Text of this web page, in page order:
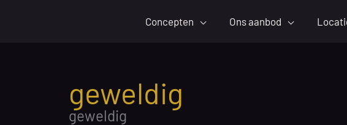
Concepten Ons aanbod
geweldig
geweldig